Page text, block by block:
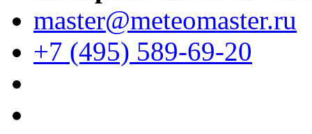
master@meteomaster.ru
+7 (495) 589-69-20